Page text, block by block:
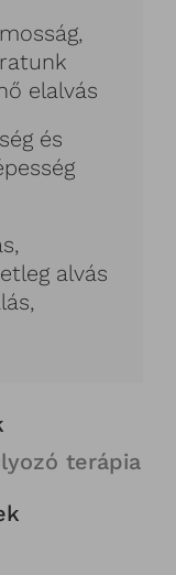
elalvás
és
alvás
terápia